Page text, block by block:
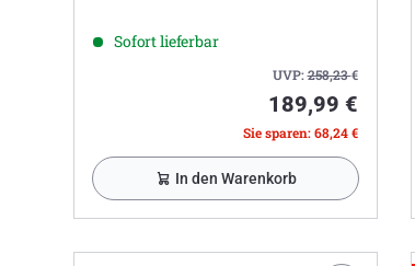
Sofort lieferbar
UVP:258,23€
189,99 €
Sie sparen: 68,24 €
In den Warenkorb